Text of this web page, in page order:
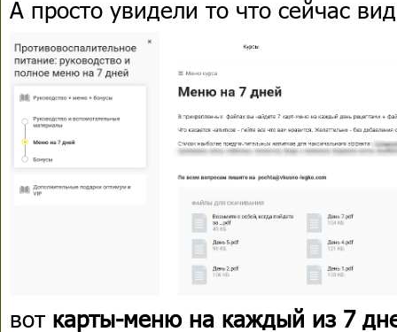
А просто увидели то что сейчас
вот карты-меню на каждый из 7